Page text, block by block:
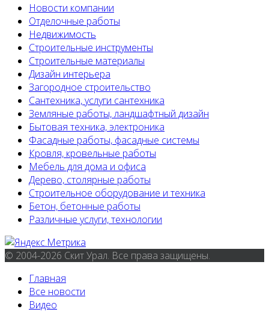
Новости компании
Отделочные работы
Недвижимость
Строительные инструменты
Строительные материалы
Дизайн интерьера
Загородное строительство
Сантехника, услуги сантехника
Земляные работы, ландшафтный дизайн
Бытовая техника, электроника
Фасадные работы, фасадные системы
Кровля, кровельные работы
Мебель для дома и офиса
Дерево, столярные работы
Строительное оборудование и техника
Бетон, бетонные работы
Различные услуги, технологии
© 2004-2026 Скит Урал. Все права защищены.
Главная
Все новости
Видео